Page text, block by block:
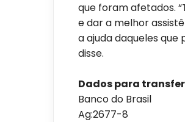
que foram afetados.
e dar a melhor
a ajuda daqueles
disse.
Dados para
Banco do Brasil
Ag:2677-8